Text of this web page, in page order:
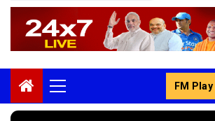
Primary
Menu
FM Play